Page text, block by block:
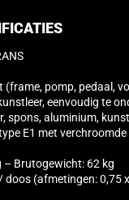
(frame, pomp, pedaal,
eenvoudig te
spons, aluminium,
E1 met
– Brutogewicht: 62 kg
(afmetingen: 0,75